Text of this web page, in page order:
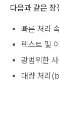
다음과 같은
빠른 처리
텍스트 및
광범위한
대량 처리